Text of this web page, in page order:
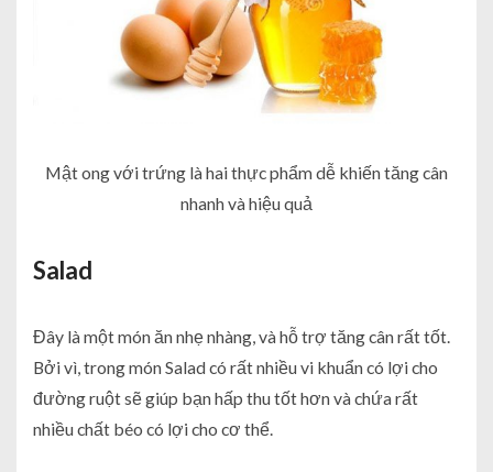
Mật ong với trứng là hai thực phẩm dễ khiến tăng cân
nhanh và hiệu quả
Salad
Đây là một món ăn nhẹ nhàng, và hỗ trợ tăng cân rất tốt.
Bởi vì, trong món Salad có rất nhiều vi khuẩn có lợi cho
đường ruột sẽ giúp bạn hấp thu tốt hơn và chứa rất
nhiều chất béo có lợi cho cơ thể.